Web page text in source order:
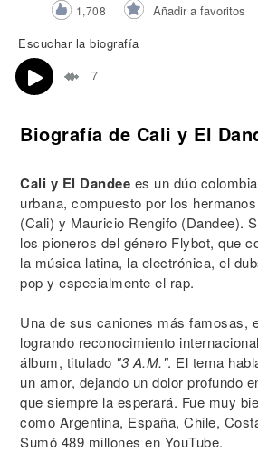
1,708 Añadir a favoritos
Escuchar la biografía
7
Biografía de Cali y El
Cali y El Dandee es un dúo
urbana, compuesto por los
(Cali) y Mauricio Rengifo (Dandee).
los pioneros del género Flybot, que
la música latina, la electrónica, el
pop y especialmente el rap.
Una de sus caniones más famosas,
logrando reconocimiento
álbum, titulado "3 A.M.". El tema
un amor, dejando un dolor profundo
que siempre la esperará. Fue muy
como Argentina, España, Chile,
Sumó 489 millones en YouTube.